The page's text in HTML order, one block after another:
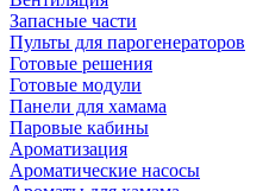
Запасные части
Пульты для парогенераторов
Готовые решения
Готовые модули
Панели для хамама
Паровые кабины
Ароматизация
Ароматические насосы